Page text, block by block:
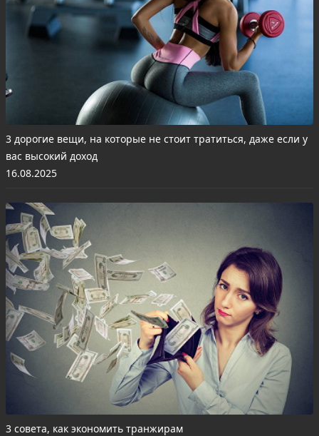
3 дорогие вещи, на которые не стоит тратиться, даже если у
вас высокий доход
16.08.2025
3 совета, как экономить транжирам